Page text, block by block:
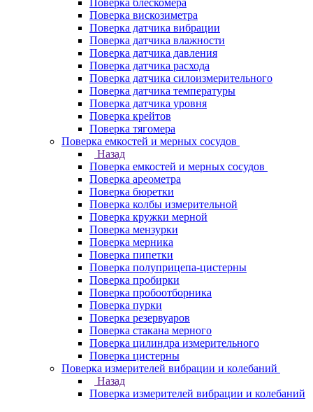
Поверка блескомера
Поверка вискозиметра
Поверка датчика вибрации
Поверка датчика влажности
Поверка датчика давления
Поверка датчика расхода
Поверка датчика силоизмерительного
Поверка датчика температуры
Поверка датчика уровня
Поверка крейтов
Поверка тягомера
Поверка емкостей и мерных сосудов
Назад
Поверка емкостей и мерных сосудов
Поверка ареометра
Поверка бюретки
Поверка колбы измерительной
Поверка кружки мерной
Поверка мензурки
Поверка мерника
Поверка пипетки
Поверка полуприцепа-цистерны
Поверка пробирки
Поверка пробоотборника
Поверка пурки
Поверка резервуаров
Поверка стакана мерного
Поверка цилиндра измерительного
Поверка цистерны
Поверка измерителей вибрации и колебаний
Назад
Поверка измерителей вибрации и колебаний